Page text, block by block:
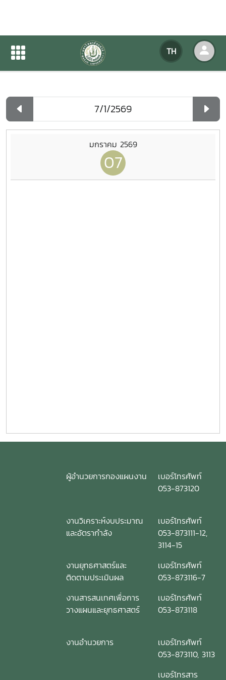
TH
ปฏิทินกิจกรรมของหน่วยงาน
ปฏิทินกิจกรรมของหน่วยงาน
มกราคม 2569
07
ผู้อำนวยการกองแผนงาน
เบอร์โทรศัพท์
053-873120
งานวิเคราะห์งบประมาณ
และอัตรากำลัง
เบอร์โทรศัพท์
053-873111-12,
3114-15
งานยุทธศาสตร์และ
ติดตามประเมินผล
เบอร์โทรศัพท์
053-873116-7
งานสารสนเทศเพื่อการ
วางแผนและยุทธศาสตร์
เบอร์โทรศัพท์
053-873118
งานอำนวยการ
เบอร์โทรศัพท์
053-873110, 3113
เบอร์โทรสาร